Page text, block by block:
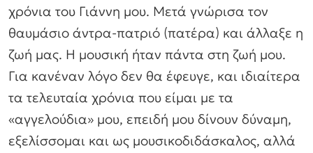
χρόνια του Γιάννη μου. Μετά γνώρισα τον
θαυμάσιο άντρα-πατριό (πατέρα) και άλλαξε η
ζωή μας. Η μουσική ήταν πάντα στη ζωή μου.
Για κανέναν λόγο δεν θα έφευγε, και ιδιαίτερα
τα τελευταία χρόνια που είμαι με τα
«αγγελούδια» μου, επειδή μου δίνουν δύναμη,
εξελίσσομαι και ως μουσικοδιδάσκαλος, αλλά